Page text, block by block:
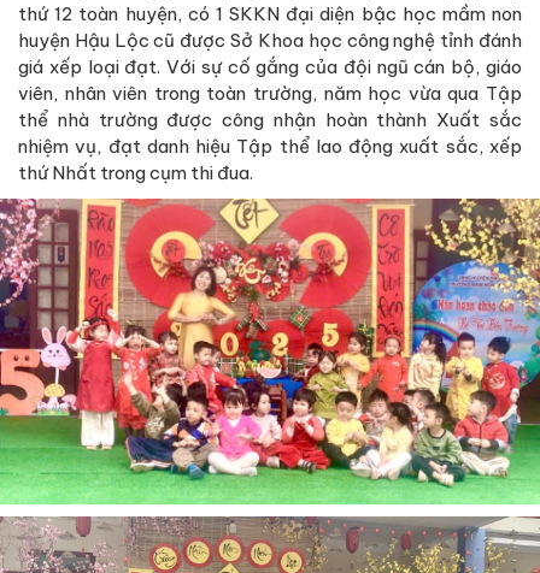
thứ 12 toàn huyện, có 1 SKKN đại diện bậc học mầm non
huyện Hậu Lộc cũ được Sở Khoa học công nghệ tỉnh đánh
giá xếp loại đạt. Với sự cố gắng của đội ngũ cán bộ, giáo
viên, nhân viên trong toàn trường, năm học vừa qua Tập
thể nhà trường được công nhận hoàn thành Xuất sắc
nhiệm vụ, đạt danh hiệu Tập thể lao động xuất sắc, xếp
thứ Nhất trong cụm thi đua.